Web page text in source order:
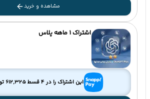
مشاهده و خرید
اشتراک 1 ماهه پلاس
این اشتراک را در 4 قسط 612,325